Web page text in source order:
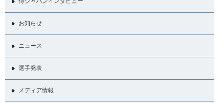
お知らせ
ニュース
選手発表
メディア情報